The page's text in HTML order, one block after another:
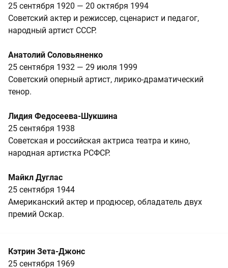
25 сентября 1920 — 20 октября 1994
Советский актер и режиссер, сценарист и педагог,
народный артист СССР.
Анатолий Соловьяненко
25 сентября 1932 — 29 июля 1999
Советский оперный артист, лирико‑драматический
тенор.
Лидия Федосеева-Шукшина
25 сентября 1938
Советская и российская актриса театра и кино,
народная артистка РСФСР.
Майкл Дуглас
25 сентября 1944
Американский актер и продюсер, обладатель двух
премий Оскар.
Кэтрин Зета-Джонс
25 сентября 1969